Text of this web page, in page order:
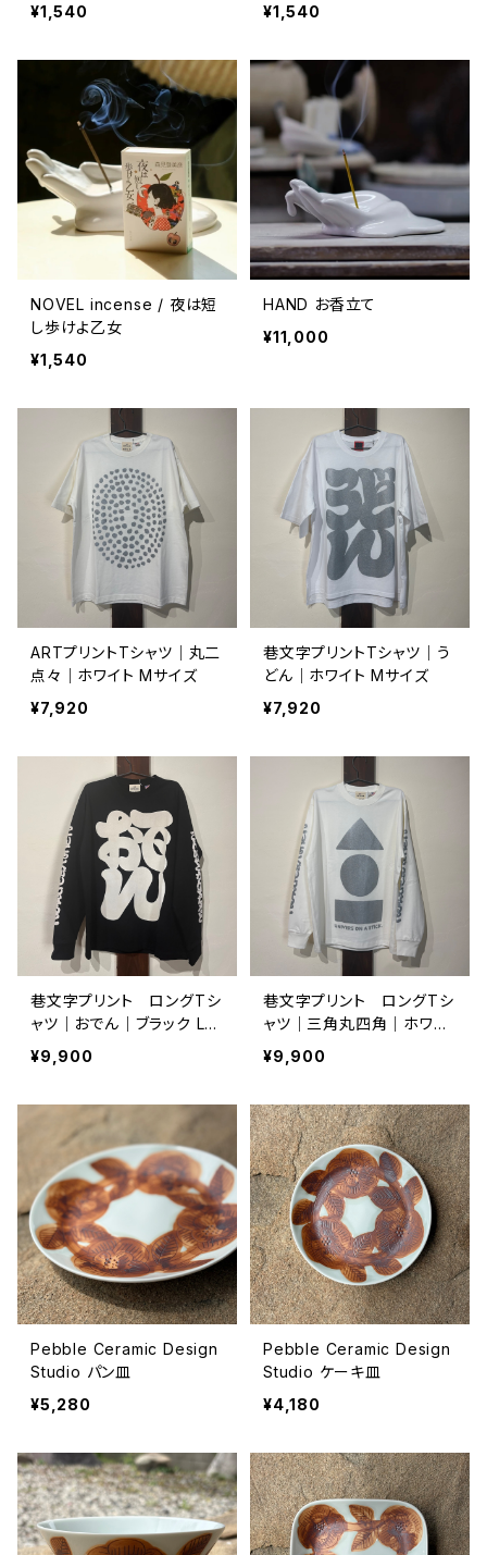
¥1,540
¥1,540
NOVEL incense / 夜は短
し歩けよ乙女
¥1,540
HAND お香立て
¥11,000
ARTプリントTシャツ｜丸二
点々｜ホワイト Mサイズ
¥7,920
巷文字プリントTシャツ｜う
どん｜ホワイト Mサイズ
¥7,920
巷文字プリント ロングTシ
ャツ｜おでん｜ブラック Lサ
イズ
¥9,900
巷文字プリント ロングTシ
ャツ｜三角丸四角｜ホワイ
ト Lサイズ
¥9,900
Pebble Ceramic Design
Studio パン皿
¥5,280
Pebble Ceramic Design
Studio ケーキ皿
¥4,180